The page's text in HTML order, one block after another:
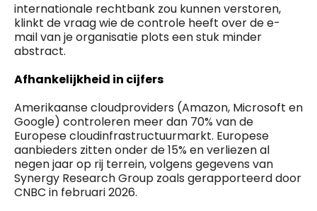
internationale rechtbank zou kunnen verstoren,
klinkt de vraag wie de controle heeft over de e-
mail van je organisatie plots een stuk minder
abstract.
Afhankelijkheid in cijfers
Amerikaanse cloudproviders (Amazon, Microsoft en
Google) controleren meer dan 70% van de
Europese cloudinfrastructuurmarkt. Europese
aanbieders zitten onder de 15% en verliezen al
negen jaar op rij terrein, volgens gegevens van
Synergy Research Group zoals gerapporteerd door
CNBC in februari 2026.